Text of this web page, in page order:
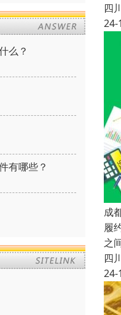
么？
有哪些？
四
24-
成
履
之
四
24-